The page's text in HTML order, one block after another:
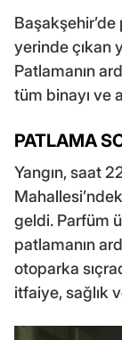
yerinde çıkan
Patlamanın
tüm binayı ve
PATLAMA
Yangın, saat
geldi. Parfüm
patlamanın
otoparka
itfaiye, sağlık